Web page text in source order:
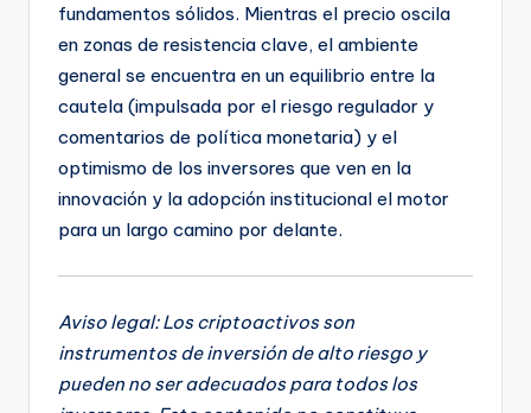
fundamentos sólidos. Mientras el precio oscila
en zonas de resistencia clave, el ambiente
general se encuentra en un equilibrio entre la
cautela (impulsada por el riesgo regulador y
comentarios de política monetaria) y el
optimismo de los inversores que ven en la
innovación y la adopción institucional el motor
para un largo camino por delante.
Aviso legal: Los criptoactivos son
instrumentos de inversión de alto riesgo y
pueden no ser adecuados para todos los